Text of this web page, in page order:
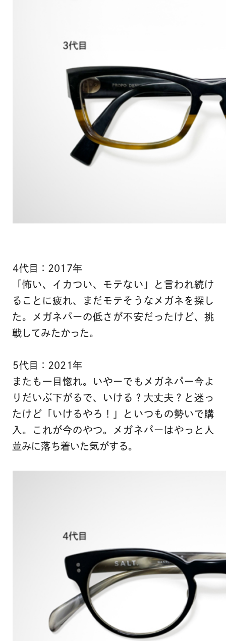
4代目：2017年
「怖い、イカつい、モテない」と言われ続け
ることに疲れ、まだモテそうなメガネを探し
た。メガネパーの低さが不安だったけど、挑
戦してみたかった。
5代目：2021年
またも一目惚れ。いやーでもメガネパー今よ
りだいぶ下がるで、いける？大丈夫？と迷っ
たけど「いけるやろ！」といつもの勢いで購
入。これが今のやつ。メガネパーはやっと人
並みに落ち着いた気がする。